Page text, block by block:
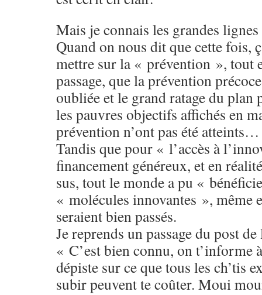
Mais je connais les grandes
Quand on nous dit que cette fois,
mettre sur la « prévention », tout
passage, que la prévention
oubliée et le grand ratage du plan
les pauvres objectifs affichés en
prévention n’ont pas été atteints…
Tandis que pour « l’accès à
financement généreux, et en
sus, tout le monde a pu «
« molécules innovantes », même
seraient bien passés.
Je reprends un passage du post
« C’est bien connu, on t’informe
dépiste sur ce que tous les ch’tis
subir peuvent te coûter. Moui